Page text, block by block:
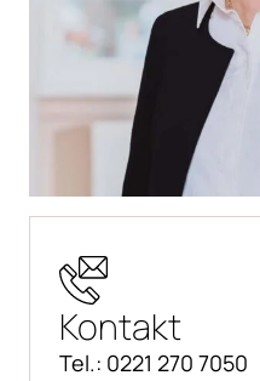
Kontakt
Tel.: 0221 270 7050